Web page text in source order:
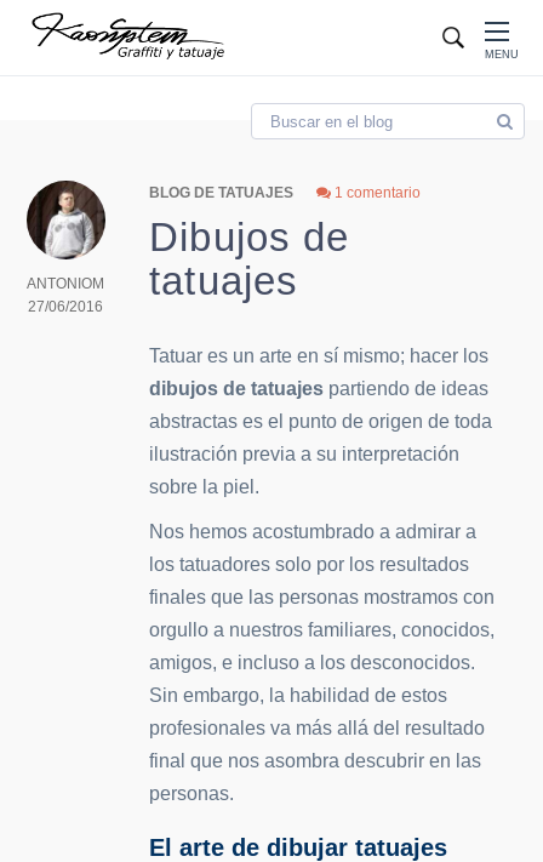
MENU
Blog
ANTONIOM
27/06/2016
BLOG DE TATUAJES 1 comentario
Dibujos de
tatuajes
Tatuar es un arte en sí mismo; hacer los
dibujos de tatuajes partiendo de ideas
abstractas es el punto de origen de toda
ilustración previa a su interpretación
sobre la piel.
Nos hemos acostumbrado a admirar a
los tatuadores solo por los resultados
finales que las personas mostramos con
orgullo a nuestros familiares, conocidos,
amigos, e incluso a los desconocidos.
Sin embargo, la habilidad de estos
profesionales va más allá del resultado
final que nos asombra descubrir en las
personas.
El arte de dibujar tatuajes